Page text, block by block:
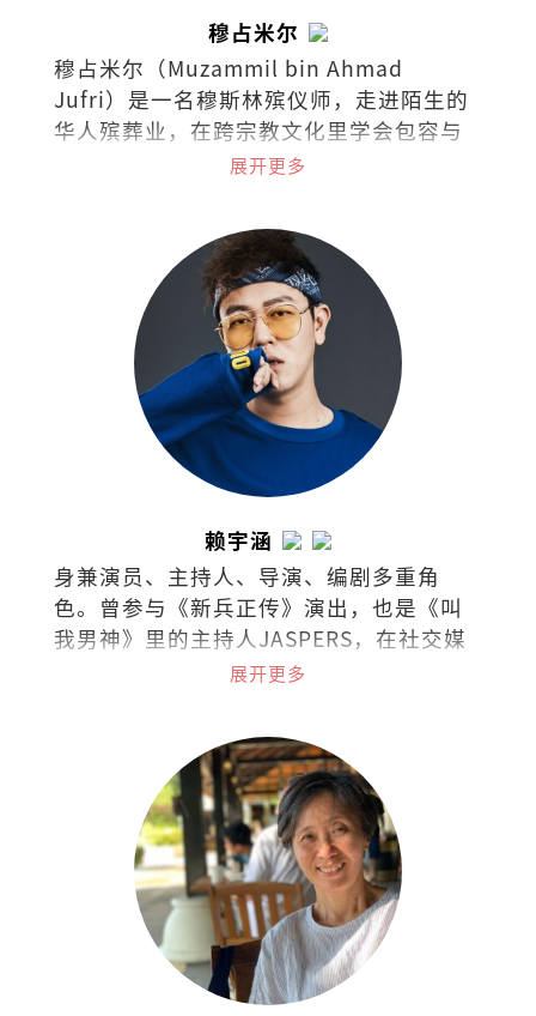
穆占米尔
穆占米尔（Muzammil bin Ahmad
Jufri）是一名穆斯林殡仪师，走进陌生的
华人殡葬业，在跨宗教文化里学会包容与
陪伴。他发现，无论信仰如何不同，人对
一条连接彼此、练习同理的道路。
展开更多
赖宇涵
身兼演员、主持人、导演、编剧多重角
色。曾参与《新兵正传》演出，也是《叫
我男神》里的主持人JASPERS，在社交媒
体上是广为人知的“暴牙菇”。
展开更多